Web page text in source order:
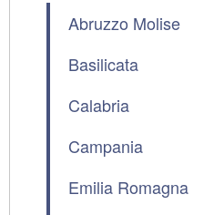
Abruzzo Molise
Basilicata
Calabria
Campania
Emilia Romagna